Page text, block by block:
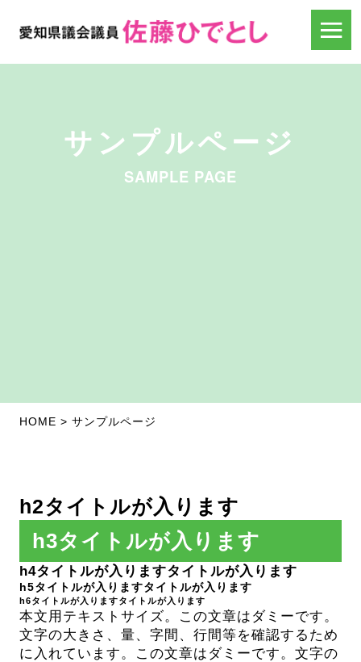
サンプルページ
SAMPLE PAGE
HOME > サンプルページ
h2タイトルが入ります
h3タイトルが入ります
h4タイトルが入りますタイトルが入ります
h5タイトルが入りますタイトルが入ります
h6タイトルが入りますタイトルが入ります
本文用テキストサイズ。この文章はダミーです。
文字の大きさ、量、字間、行間等を確認するため
に入れています。この文章はダミーです。文字の